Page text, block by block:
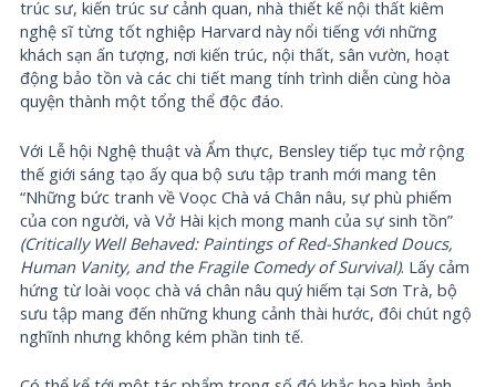
trúc sư, kiến trúc sư cảnh quan, nhà thiết kế nội thất kiêm
nghệ sĩ từng tốt nghiệp Harvard này nổi tiếng với những
khách sạn ấn tượng, nơi kiến trúc, nội thất, sân vườn, hoạt
động bảo tồn và các chi tiết mang tính trình diễn cùng hòa
quyện thành một tổng thể độc đáo.
Với Lễ hội Nghệ thuật và Ẩm thực, Bensley tiếp tục mở rộng
thế giới sáng tạo ấy qua bộ sưu tập tranh mới mang tên
“Những bức tranh về Voọc Chà vá Chân nâu, sự phù phiếm
của con người, và Vở Hài kịch mong manh của sự sinh tồn”
(Critically Well Behaved: Paintings of Red-Shanked Doucs,
Human Vanity, and the Fragile Comedy of Survival). Lấy cảm
hứng từ loài voọc chà vá chân nâu quý hiếm tại Sơn Trà, bộ
sưu tập mang đến những khung cảnh thài hước, đôi chút ngộ
nghĩnh nhưng không kém phần tinh tế.